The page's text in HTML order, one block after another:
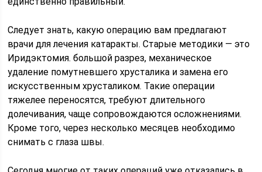
Следует знать, какую операцию вам предлагают
врачи для лечения катаракты. Старые методики — это
Иридэктомия. большой разрез, механическое
удаление помутневшего хрусталика и замена его
искусственным хрусталиком. Такие операции
тяжелее переносятся, требуют длительного
долечивания, чаще сопровождаются осложнениями.
Кроме того, через несколько месяцев необходимо
снимать с глаза швы.